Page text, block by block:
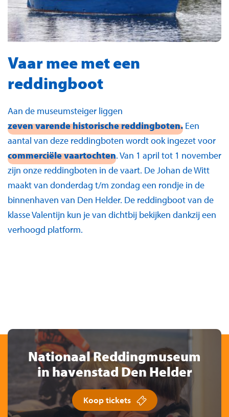
Vaar mee met een
reddingboot
Aan de museumsteiger liggen
zeven varende historische reddingboten. Een
aantal van deze reddingboten wordt ook ingezet voor
commerciële vaartochten. Van 1 april tot 1 november
zijn onze reddingboten in de vaart. De Johan de Witt
maakt van donderdag t/m zondag een rondje in de
binnenhaven van Den Helder. De reddingboot van de
klasse Valentijn kun je van dichtbij bekijken dankzij een
verhoogd platform.
Nationaal Reddingmuseum
in havenstad Den Helder
Koop tickets